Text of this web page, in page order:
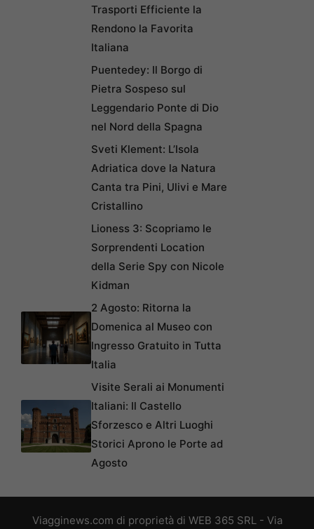
Trasporti Efficiente la
Rendono la Favorita
Italiana
Puentedey: Il Borgo di
Pietra Sospeso sul
Leggendario Ponte di Dio
nel Nord della Spagna
Sveti Klement: L’Isola
Adriatica dove la Natura
Canta tra Pini, Ulivi e Mare
Cristallino
Lioness 3: Scopriamo le
Sorprendenti Location
della Serie Spy con Nicole
Kidman
2 Agosto: Ritorna la
Domenica al Museo con
Ingresso Gratuito in Tutta
Italia
Visite Serali ai Monumenti
Italiani: Il Castello
Sforzesco e Altri Luoghi
Storici Aprono le Porte ad
Agosto
Viagginews.com di proprietà di WEB 365 SRL - Via